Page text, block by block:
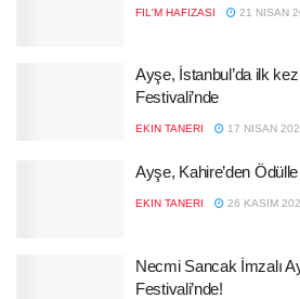
FIL'M HAFIZASI 21 NISAN
Ayşe, İstanbul’da ilk
Festivali’nde
EKIN TANERI 17 NISAN
Ayşe, Kahire’den
EKIN TANERI 26 KASIM
Necmi Sancak İmzalı
Festivali’nde!